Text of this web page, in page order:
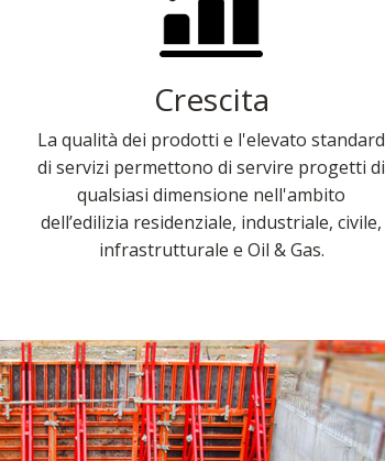
Crescita
La qualità dei prodotti e l'elevato standard
di servizi permettono di servire progetti di
qualsiasi dimensione nell'ambito
dell’edilizia residenziale, industriale, civile,
infrastrutturale e Oil & Gas.